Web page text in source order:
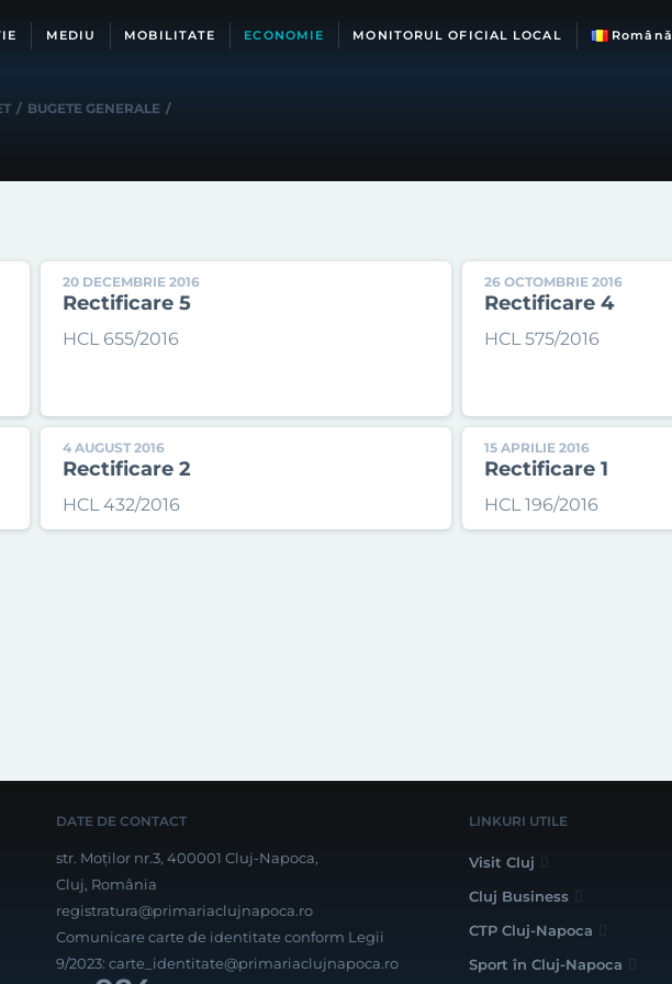
MEDIU MOBILITATE ECONOMIE MONITORUL OFICIAL LOCAL Română
/ BUGETE GENERALE /
20 DECEMBRIE 2016
Rectificare 5
HCL 655/2016
26 OCTOMBRIE 2016
Rectificare 4
HCL 575/2016
4 AUGUST 2016
Rectificare 2
HCL 432/2016
15 APRILIE 2016
Rectificare 1
HCL 196/2016
DATE DE CONTACT
str. Moților nr.3, 400001 Cluj-Napoca,
Cluj, România
registratura@primariaclujnapoca.ro
Comunicare carte de identitate conform Legii
9/2023: carte_identitate@primariaclujnapoca.ro
LINKURI UTILE
Visit Cluj
Cluj Business
CTP Cluj-Napoca
Sport în Cluj-Napoca